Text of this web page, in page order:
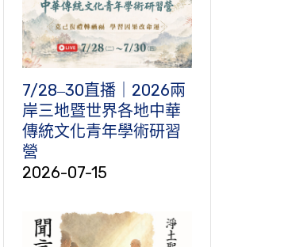
7/28‒30直播｜2026兩
岸三地暨世界各地中華
傳統文化青年學術研習
營
2026-07-15